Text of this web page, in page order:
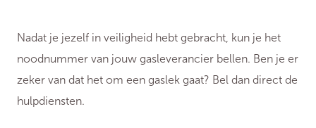
Nadat je jezelf in veiligheid hebt gebracht, kun je het
noodnummer van jouw gasleverancier bellen. Ben je er
zeker van dat het om een gaslek gaat? Bel dan direct de
hulpdiensten.